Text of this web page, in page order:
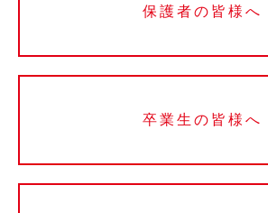
保護者の皆様へ
卒業生の皆様へ